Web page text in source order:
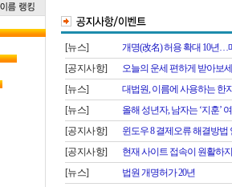
[뉴스]
개명(改名) 허용 확대 10년…
[공지사항]
오늘의 운세 편하게 받아보
[뉴스]
대법원, 이름에 사용하는 한
[뉴스]
올해 성년자, 남자는 ‘지훈’
[공지사항]
윈도우 8 결제오류 해결방법
[공지사항]
현재 사이트 접속이 원활하
[뉴스]
법원 개명허가 20년